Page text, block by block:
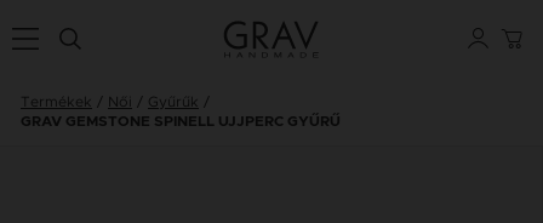
Termékek Női Gyűrűk
GRAV GEMSTONE SPINELL UJJPERC GYŰRŰ